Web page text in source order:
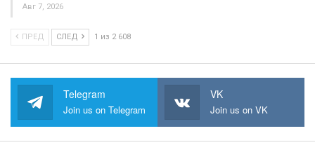
Авг 7, 2026
ПРЕД СЛЕД 1 из 2 608
Telegram
Join us on Telegram
VK
Join us on VK